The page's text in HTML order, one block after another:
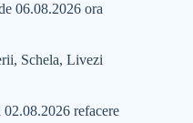
06.08.2026 ora
Schela, Livezi
refacere